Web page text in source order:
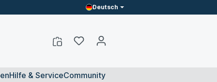
Deutsch
Hilfe & ServiceCommunity